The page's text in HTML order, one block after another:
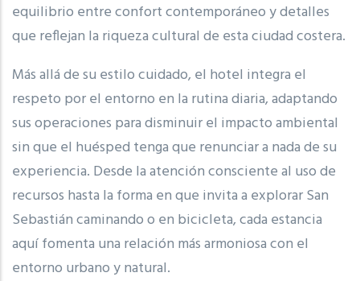
equilibrio entre confort contemporáneo y detalles
que reflejan la riqueza cultural de esta ciudad costera.
Más allá de su estilo cuidado, el hotel integra el
respeto por el entorno en la rutina diaria, adaptando
sus operaciones para disminuir el impacto ambiental
sin que el huésped tenga que renunciar a nada de su
experiencia. Desde la atención consciente al uso de
recursos hasta la forma en que invita a explorar San
Sebastián caminando o en bicicleta, cada estancia
aquí fomenta una relación más armoniosa con el
entorno urbano y natural.